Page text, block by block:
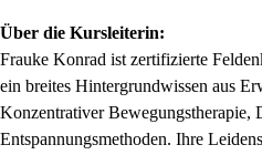
Über die Kursleiterin:
Frauke Konrad ist zertifizierte
ein breites Hintergrundwissen aus
Konzentrativer Bewegungstherapie,
Entspannungsmethoden. Ihre